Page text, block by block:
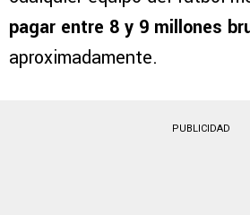
Lomónaco unos6.5 millones
de impuestos
. En este
cualquier equipo del fútbol